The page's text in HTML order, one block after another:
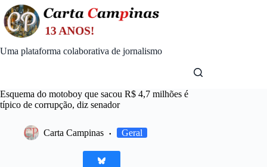
Skip
to
content
Uma plataforma colaborativa de jornalismo
Esquema do motoboy que sacou R$ 4,7 milhões é
típico de corrupção, diz senador
Carta Campinas Geral